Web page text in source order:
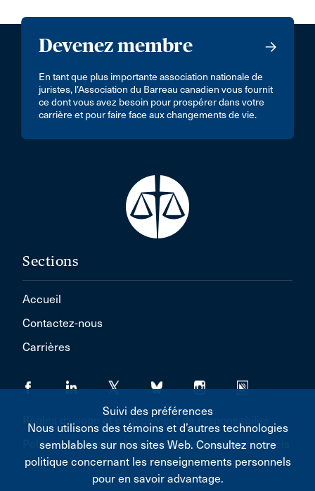
Devenez membre
En tant que plus importante association nationale de
juristes, l’Association du Barreau canadien vous fournit
ce dont vous avez besoin pour prospérer dans votre
carrière et pour faire face aux changements de vie.
Sections
Accueil
Contactez-nous
Carrières
Règles d'usage et dégagement de responsabilité
Politique concernant les renseignements personnels
Suivi des préférences
Nous utilisons des témoins et d’autres technologies
semblables sur nos sites Web. Consultez notre
politique concernant les renseignements personnels
pour en savoir advantage.